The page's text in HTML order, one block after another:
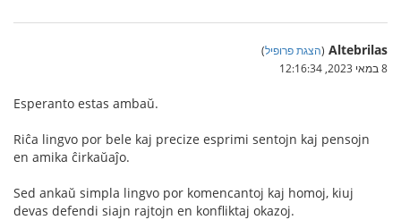
Altebrilas
(הצגת פרופיל)
8 במאי 2023, 12:16:34
Esperanto estas ambaŭ.
Riĉa lingvo por bele kaj precize esprimi sentojn kaj pensojn
en amika ĉirkaŭaĵo.
Sed ankaŭ simpla lingvo por komencantoj kaj homoj, kiuj
devas defendi siajn rajtojn en konfliktaj okazoj.